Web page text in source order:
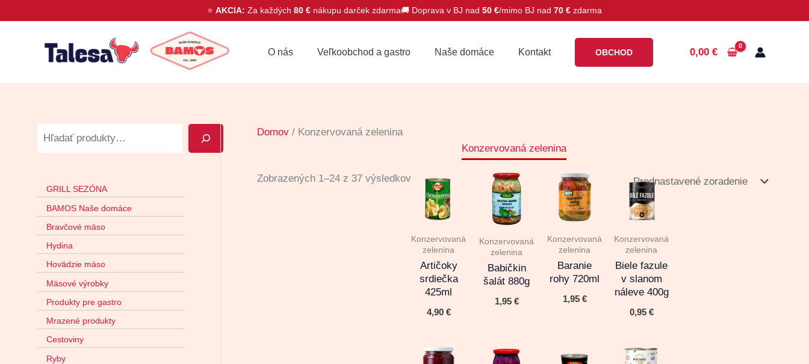
⭐ AKCIA: Za každých 80 € nákupu darček zdarma🚚 Doprava v BJ nad 50 €/mimo BJ nad 70 € zdarma
na
O nás Veľkoobchod a gastro Naše domáce Kontakt OBCHOD 0,00 €
GRILL SEZÓNA
BAMOS Naše domáce
Bravčové mäso
Hydina
Hovädzie mäso
Mäsové výrobky
Produkty pre gastro
Mrazené produkty
Cestoviny
Ryby
Domov / Konzervovaná zelenina
Konzervovaná zelenina
Zobrazených 1–24 z 37 výsledkov
Konzervovaná
zelenina
Artičoky
srdiečka
425ml
4,90 €
Konzervovaná
zelenina
Babičkin
šalát 880g
1,95 €
Konzervovaná
zelenina
Baranie
rohy 720ml
1,95 €
Konzervovaná
zelenina
Biele fazule
v slanom
náleve 400g
0,95 €